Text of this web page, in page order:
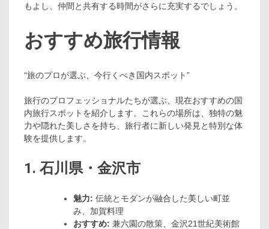
もよし、仲間と共有する時間がさらに充実するでしょう。
おすすめ旅行情報
“旅のプロが選ぶ、今行くべき国内スポット”
旅行のプロフェッショナルたちが選ぶ、現在おすすめの国
内旅行スポットを紹介します。これらの場所は、独特の魅
力や隠れた美しさを持ち、旅行者に新しい発見と特別な体
験を提供します。
1. 石川県・金沢市
魅力: 伝統とモダンが融合した美しい町並
み、加賀料理
おすすめ: 兼六園の散策、金沢21世紀美術館